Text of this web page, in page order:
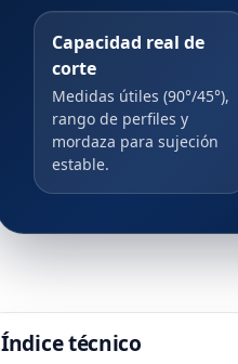
Capacidad real de
corte
Medidas útiles (90°/45°),
rango de perfiles y
mordaza para sujeción
estable.
Índice técnico